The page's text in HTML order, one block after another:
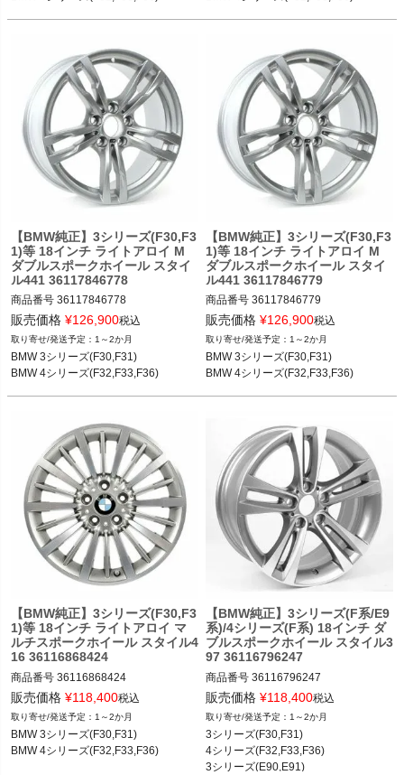
【BMW純正】3シリーズ(F30,F3
1)等 18インチ ライトアロイ M
ダブルスポークホイール スタイ
ル441 36117846778
商品番号 36117846778
36117846778
BMW 3シリーズ(F30,F31) 12-19
BMW 4シリーズ(F32,F33,F36) 13-20
販売価格 ¥126,900税込
1～2か月
BMW 3シリーズ(F30,F31)
BMW 4シリーズ(F32,F33,F36)
【BMW純正】3シリーズ(F30,F3
1)等 18インチ ライトアロイ M
ダブルスポークホイール スタイ
ル441 36117846779
商品番号 36117846779
36117846779
BMW 3シリーズ(F30,F31) 12-19
BMW 4シリーズ(F32,F33,F36) 13-20
販売価格 ¥126,900税込
1～2か月
BMW 3シリーズ(F30,F31)
BMW 4シリーズ(F32,F33,F36)
【BMW純正】3シリーズ(F30,F3
1)等 18インチ ライトアロイ マ
ルチスポークホイール スタイル4
16 36116868424
商品番号 36116868424
36116868424
BMW 3シリーズ(F30,F31) 12-19
BMW 4シリーズ(F32,F33,F36) 13-20
販売価格 ¥118,400税込
1～2か月
BMW 3シリーズ(F30,F31)
BMW 4シリーズ(F32,F33,F36)
【BMW純正】3シリーズ(F系/E9
系)/4シリーズ(F系) 18インチ ダ
ブルスポークホイール スタイル3
97 36116796247
商品番号 36116796247
36116796247
BMW 3シリーズ(F30,F31) 12-19
BMW 4シリーズ(F32,F33,F36) 13-20
BMW 3シリーズ(E90,E91) 05-12
販売価格 ¥118,400税込
1～2か月
3シリーズ(F30,F31)
4シリーズ(F32,F33,F36)
3シリーズ(E90,E91)